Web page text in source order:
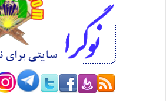
چه‌نه‌ت قوڕئان له‌ به‌ر کردووه‌ و چه‌ن گورانی
لێی پرسیم ئه‌زانی که‌ تۆ هه‌ڵگری بارێکی گرانیت
شه‌هیدان، سددیقان و پیاوچاکان دیارن؟
فه‌رمووی: باشه‌ چۆن چاوه‌ڕوانی ئه‌وه‌